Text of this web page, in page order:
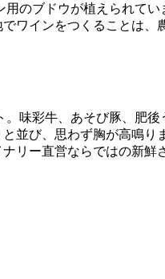
のブドウが植えられてい
インをつくることは、
味彩牛、あそび豚、肥
並び、思わず胸が高鳴り
リー直営ならではの新鮮